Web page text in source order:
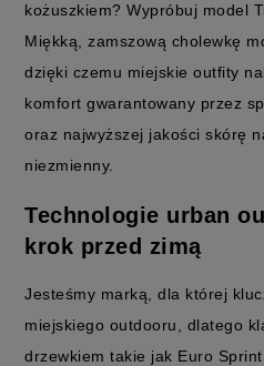
kożuszkiem? Wypróbuj model
Miękką, zamszową cholewkę
dzięki czemu miejskie outfity
komfort gwarantowany przez
oraz najwyższej jakości skórę
niezmienny.
Technologie urban
krok przed zimą
Jesteśmy marką, dla której
miejskiego outdooru, dlatego
drzewkiem takie jak Euro